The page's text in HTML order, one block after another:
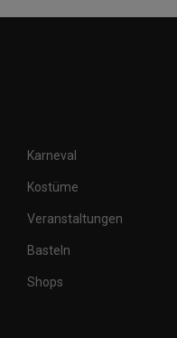
Karneval
Kostüme
Veranstaltungen
Basteln
Shops